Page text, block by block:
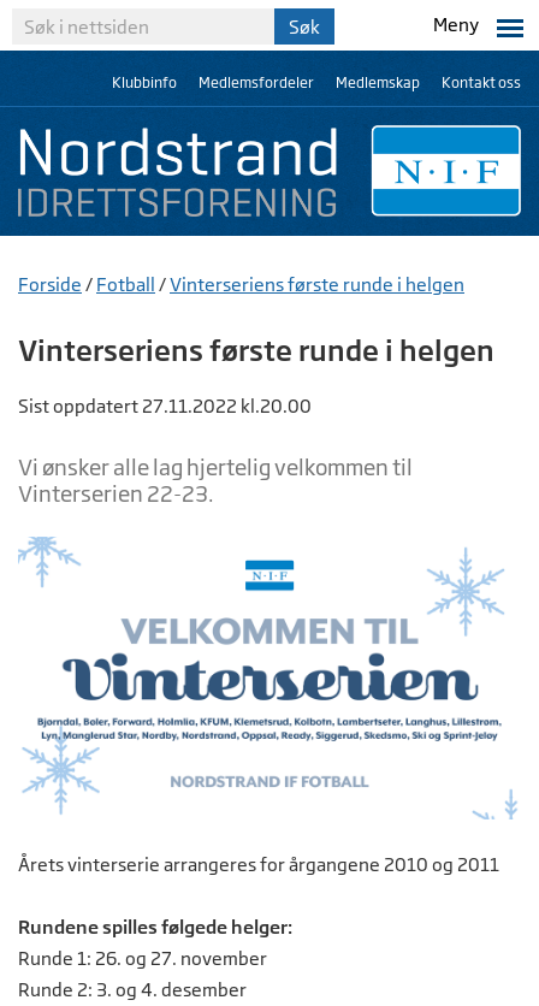
Meny
Klubbinfo Medlemsfordeler Medlemskap Kontakt oss
Forside / Fotball /Vinterseriens første runde i helgen
Vinterseriens første runde i helgen
Sist oppdatert 27.11.2022 kl.20.00
Vi ønsker alle lag hjertelig velkommen til
Vinterserien 22-23.
Årets vinterserie arrangeres for årgangene 2010 og 2011
Rundene spilles følgede helger:
Runde 1: 26. og 27. november
Runde 2: 3. og 4. desember